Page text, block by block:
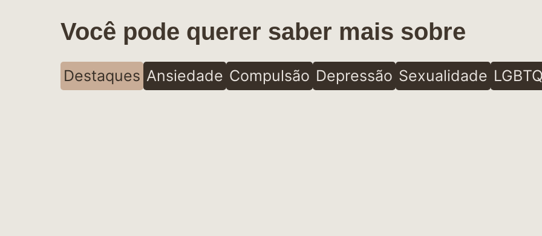
Você pode querer saber mais sobre
Destaques Ansiedade Compulsão Depressão Sexualidade